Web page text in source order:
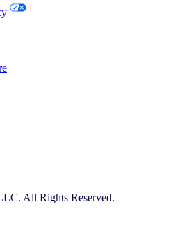
All Rights Reserved.